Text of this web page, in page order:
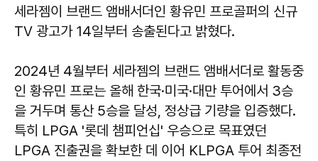
세라젬이 브랜드 앰배서더인 황유민 프로골퍼의 신규
TV 광고가 14일부터 송출된다고 밝혔다.
2024년 4월부터 세라젬의 브랜드 앰배서더로 활동중
인 황유민 프로는 올해 한국·미국·대만 투어에서 3승
을 거두며 통산 5승을 달성, 정상급 기량을 입증했다.
특히 LPGA '롯데 챔피언십' 우승으로 목표였던
LPGA 진출권을 확보한 데 이어 KLPGA 투어 최종전